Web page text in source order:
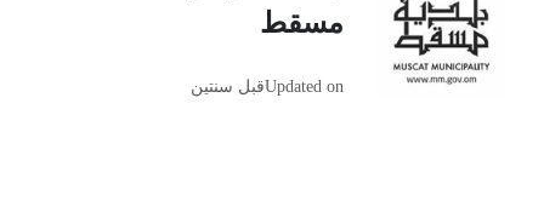
مسقط
Updated onقبل سنتين